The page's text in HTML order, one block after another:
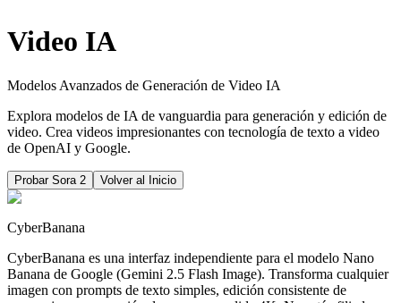
Video IA
Modelos Avanzados de Generación de Video IA
Explora modelos de IA de vanguardia para generación y edición de
video. Crea videos impresionantes con tecnología de texto a video
de OpenAI y Google.
Probar Sora 2 Volver al Inicio
CyberBanana
CyberBanana es una interfaz independiente para el modelo Nano
Banana de Google (Gemini 2.5 Flash Image). Transforma cualquier
imagen con prompts de texto simples, edición consistente de